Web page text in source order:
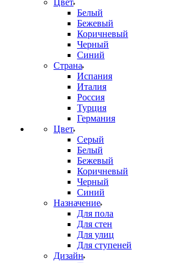
Цвет
Белый
Бежевый
Коричневый
Черный
Синий
Страна
Испания
Италия
Россия
Турция
Германия
Цвет
Серый
Белый
Бежевый
Коричневый
Черный
Синий
Назначение
Для пола
Для стен
Для улиц
Для ступеней
Дизайн